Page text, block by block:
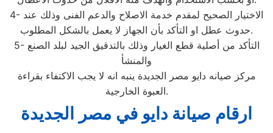
4- الاختيار الصحيح لمقدم خدمة الاصلاح والدعم الفنى وذلك عند
حدوث عطل او التأكد بأن الجهاز لا يعمل بالشكل المطلوب.
5- التأكد من أصلية قطع الغيار وذلك بالتدقيق الجيد لبلد الصنع
والمنشأ
مركز صيانه دايو مصر الجديدة ينبه انه لا يجب الاكتفاء بقراءة
العبوة الخارجية.
ارقام صيانة دايو في مصر الجديدة